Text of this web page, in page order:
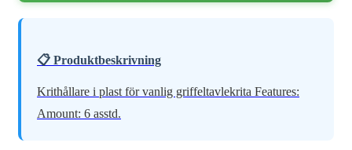
📋 Produktbeskrivning
Krithållare i plast för vanlig griffeltavlekrita Features:
Amount: 6 asstd.